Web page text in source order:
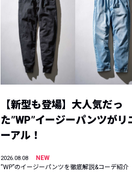
【新型も登場】大人気だっ
た”WP”イージーパンツがリ
ーアル！
2026.08.08
NEW
“WP”のイージーパンツを徹底解説&コーデ紹介